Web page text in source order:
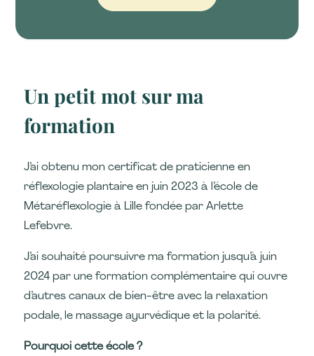
Un petit mot sur ma
formation
J’ai obtenu mon certificat de praticienne en
réflexologie plantaire en juin 2023 à l’école de
Métaréflexologie à Lille fondée par Arlette
Lefebvre.
J’ai souhaité poursuivre ma formation jusqu’à juin
2024 par une formation complémentaire qui ouvre
d’autres canaux de bien-être avec la relaxation
podale, le massage ayurvédique et la polarité.
Pourquoi cette école ?